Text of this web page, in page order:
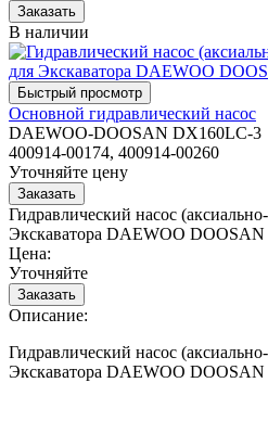
В наличии
Основной гидравлический насос
DAEWOO-DOOSAN DX160LC-3
400914-00174, 400914-00260
Уточняйте цену
Гидравлический насос
Экскаватора DAEWOO
Цена:
Уточняйте
Описание:
Гидравлический насос
Экскаватора DAEWOO